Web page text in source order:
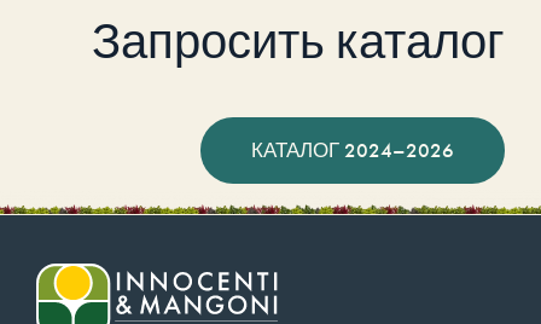
Запросить каталог
КАТАЛОГ 2024–2026